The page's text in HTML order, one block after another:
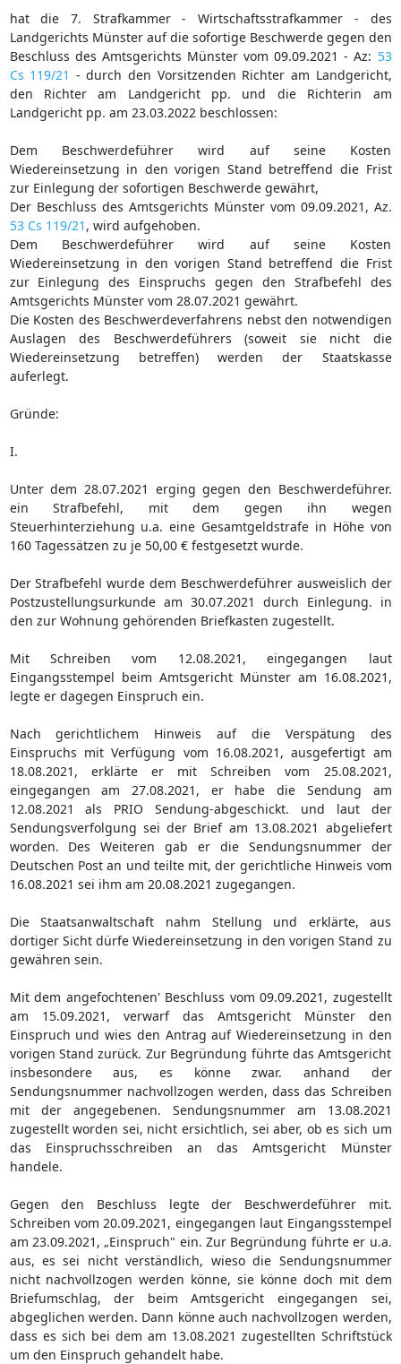
hat die 7. Strafkammer - Wirtschaftsstrafkammer - des
Landgerichts Münster auf die sofortige Beschwerde gegen den
Beschluss des Amtsgerichts Münster vom 09.09.2021 - Az: 53
Cs 119/21 - durch den Vorsitzenden Richter am Landgericht,
den Richter am Landgericht pp. und die Richterin am
Landgericht pp. am 23.03.2022 beschlossen:
Dem Beschwerdeführer wird auf seine Kosten
Wiedereinsetzung in den vorigen Stand betreffend die Frist
zur Einlegung der sofortigen Beschwerde gewährt,
Der Beschluss des Amtsgerichts Münster vom 09.09.2021, Az.
53 Cs 119/21 , wird aufgehoben.
Dem Beschwerdeführer wird auf seine Kosten
Wiedereinsetzung in den vorigen Stand betreffend die Frist
zur Einlegung des Einspruchs gegen den Strafbefehl des
Amtsgerichts Münster vom 28.07.2021 gewährt.
Die Kosten des Beschwerdeverfahrens nebst den notwendigen
Auslagen des Beschwerdeführers (soweit sie nicht die
Wiedereinsetzung betreffen) werden der Staatskasse
auferlegt.
Gründe:
I.
Unter dem 28.07.2021 erging gegen den Beschwerdeführer.
ein Strafbefehl, mit dem gegen ihn wegen
Steuerhinterziehung u.a. eine Gesamtgeldstrafe in Höhe von
160 Tagessätzen zu je 50,00 € festgesetzt wurde.
Der Strafbefehl wurde dem Beschwerdeführer ausweislich der
Postzustellungsurkunde am 30.07.2021 durch Einlegung. in
den zur Wohnung gehörenden Briefkasten zugestellt.
Mit Schreiben vom 12.08.2021, eingegangen laut
Eingangsstempel beim Amtsgericht Münster am 16.08.2021,
legte er dagegen Einspruch ein.
Nach gerichtlichem Hinweis auf die Verspätung des
Einspruchs mit Verfügung vom 16.08.2021, ausgefertigt am
18.08.2021, erklärte er mit Schreiben vom 25.08.2021,
eingegangen am 27.08.2021, er habe die Sendung am
12.08.2021 als PRIO Sendung-abgeschickt. und laut der
Sendungsverfolgung sei der Brief am 13.08.2021 abgeliefert
worden. Des Weiteren gab er die Sendungsnummer der
Deutschen Post an und teilte mit, der gerichtliche Hinweis vom
16.08.2021 sei ihm am 20.08.2021 zugegangen.
Die Staatsanwaltschaft nahm Stellung und erklärte, aus
dortiger Sicht dürfe Wiedereinsetzung in den vorigen Stand zu
gewähren sein.
Mit dem angefochtenen' Beschluss vom 09.09.2021, zugestellt
am 15.09.2021, verwarf das Amtsgericht Münster den
Einspruch und wies den Antrag auf Wiedereinsetzung in den
vorigen Stand zurück. Zur Begründung führte das Amtsgericht
insbesondere aus, es könne zwar. anhand der
Sendungsnummer nachvollzogen werden, dass das Schreiben
mit der angegebenen. Sendungsnummer am 13.08.2021
zugestellt worden sei, nicht ersichtlich, sei aber, ob es sich um
das Einspruchsschreiben an das Amtsgericht Münster
handele.
Gegen den Beschluss legte der Beschwerdeführer mit.
Schreiben vom 20.09.2021, eingegangen laut Eingangsstempel
am 23.09.2021, „Einspruch" ein. Zur Begründung führte er u.a.
aus, es sei nicht verständlich, wieso die Sendungsnummer
nicht nachvollzogen werden könne, sie könne doch mit dem
Briefumschlag, der beim Amtsgericht eingegangen sei,
abgeglichen werden. Dann könne auch nachvollzogen werden,
dass es sich bei dem am 13.08.2021 zugestellten Schriftstück
um den Einspruch gehandelt habe.